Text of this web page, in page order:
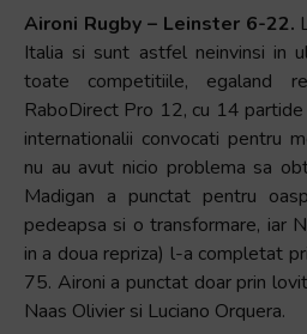
Aironi Rugby – Leinster 6-22.
Italia si sunt astfel neinvinsi in
toate competitiile, egaland
RaboDirect Pro 12, cu 14
internationalii convocati pentru
nu au avut nicio problema sa
Madigan a punctat pentru
pedeapsa si o transformare, iar
in a doua repriza) l-a completat
75. Aironi a punctat doar prin
Naas Olivier si Luciano Orquera.